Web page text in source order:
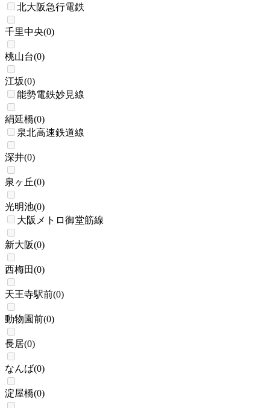
北大阪急行電鉄
千里中央(0)
桃山台(0)
江坂(0)
能勢電鉄妙見線
絹延橋(0)
泉北高速鉄道線
深井(0)
泉ヶ丘(0)
光明池(0)
大阪メトロ御堂筋線
新大阪(0)
西梅田(0)
天王寺駅前(0)
動物園前(0)
長居(0)
なんば(0)
淀屋橋(0)